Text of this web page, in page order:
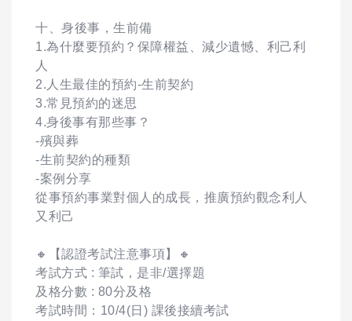
十、身後事，生前備
1.為什麼要預約？保障權益、減少遺憾、利己利
人
2.人生最佳的預約-生前契約
3.常見預約的迷思
4.身後事有那些事？
-殯與葬
-生前契約的種類
-案例分享
從事預約事業對個人的成長，推廣預約觀念利人
又利己
🔸【認證考試注意事項】🔸
考試方式 : 筆試，是非/選擇題
及格分數 : 80分及格
考試時間：10/4(日) 課後接續考試